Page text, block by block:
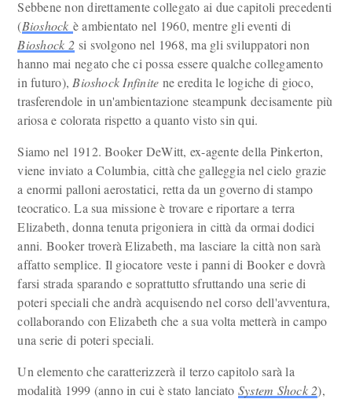
Sebbene non direttamente collegato ai due capitoli precedenti
(Bioshock è ambientato nel 1960, mentre gli eventi di
Bioshock 2si svolgono nel 1968, ma gli sviluppatori non
hanno mai negato che ci possa essere qualche collegamento
in futuro), Bioshock Infinite ne eredita le logiche di gioco,
trasferendole in un'ambientazione steampunk decisamente più
ariosa e colorata rispetto a quanto visto sin qui.
Siamo nel 1912. Booker DeWitt, ex-agente della Pinkerton,
viene inviato a Columbia, città che galleggia nel cielo grazie
a enormi palloni aerostatici, retta da un governo di stampo
teocratico. La sua missione è trovare e riportare a terra
Elizabeth, donna tenuta prigoniera in città da ormai dodici
anni. Booker troverà Elizabeth, ma lasciare la città non sarà
affatto semplice. Il giocatore veste i panni di Booker e dovrà
farsi strada sparando e soprattutto sfruttando una serie di
poteri speciali che andrà acquisendo nel corso dell'avventura,
collaborando con Elizabeth che a sua volta metterà in campo
una serie di poteri speciali.
Un elemento che caratterizzerà il terzo capitolo sarà la
modalità 1999 (anno in cui è stato lanciato System Shock 2),